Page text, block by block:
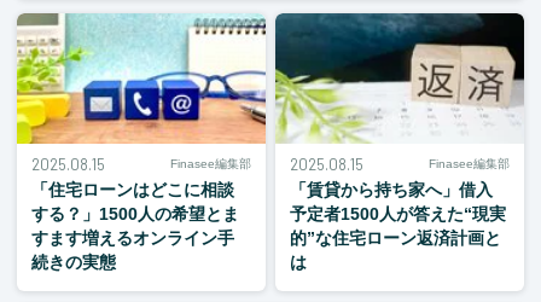
2025.08.15 Finasee編集部
「住宅ローンはどこに相談
する？」1500人の希望とま
すます増えるオンライン手
続きの実態
2025.08.15 Finasee編集部
「賃貸から持ち家へ」借入
予定者1500人が答えた“現実
的”な住宅ローン返済計画と
は